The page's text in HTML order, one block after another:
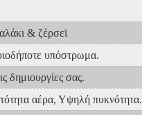
& ζέρσεϊ
υπόστρωμα.
δημιουργίες σας.
αέρα, Υψηλή πυκνότητα.